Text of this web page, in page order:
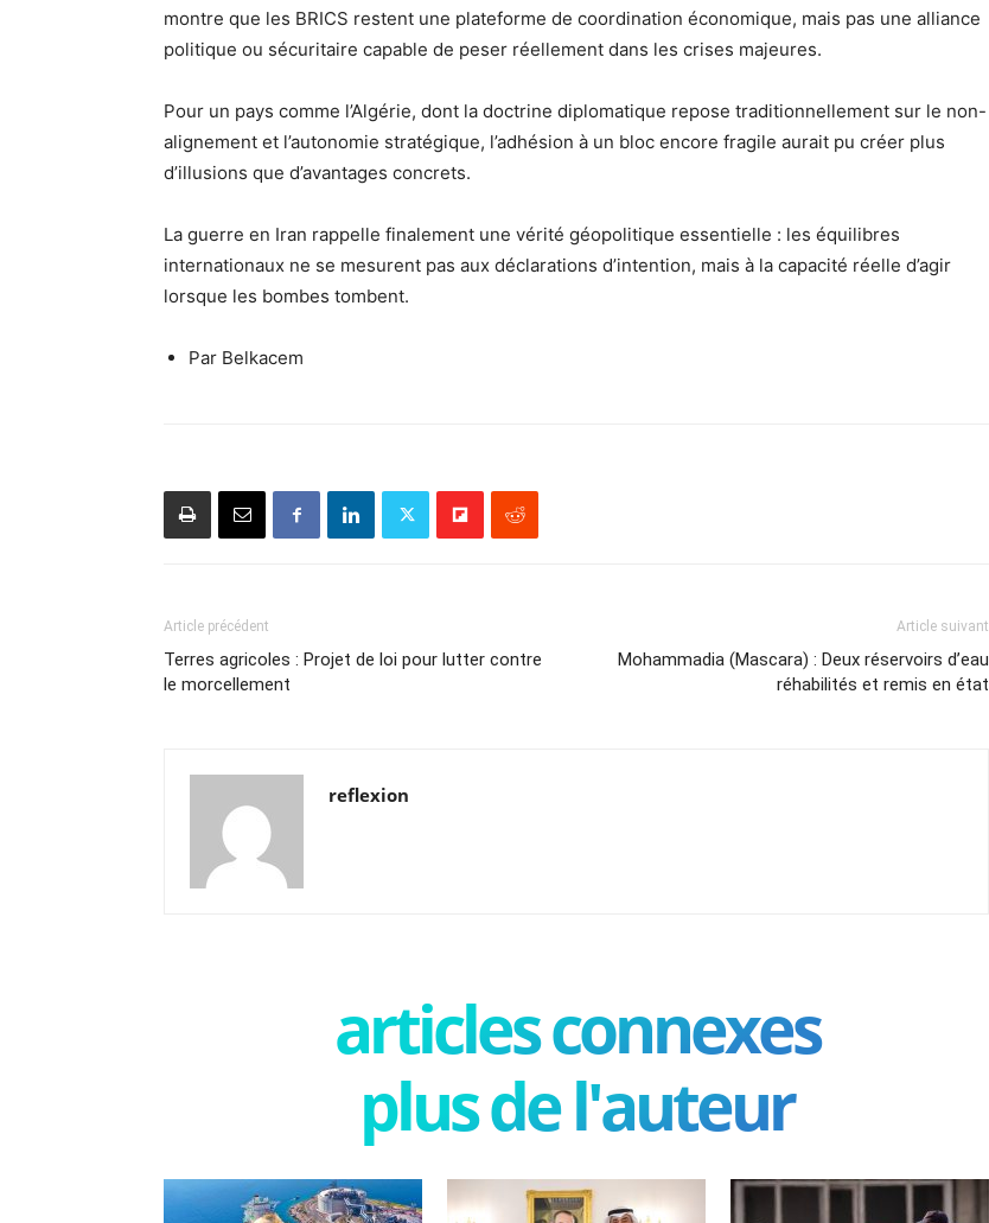
montre que les BRICS restent une plateforme de coordination économique, mais pas une alliance
politique ou sécuritaire capable de peser réellement dans les crises majeures.
Pour un pays comme l’Algérie, dont la doctrine diplomatique repose traditionnellement sur le non-
alignement et l’autonomie stratégique, l’adhésion à un bloc encore fragile aurait pu créer plus
d’illusions que d’avantages concrets.
La guerre en Iran rappelle finalement une vérité géopolitique essentielle : les équilibres
internationaux ne se mesurent pas aux déclarations d’intention, mais à la capacité réelle d’agir
lorsque les bombes tombent.
Par Belkacem
Article précédent
Terres agricoles : Projet de loi pour lutter contre
le morcellement
Article suivant
Mohammadia (Mascara) : Deux réservoirs d’eau
réhabilités et remis en état
reflexion
articles connexes
plus de l'auteur